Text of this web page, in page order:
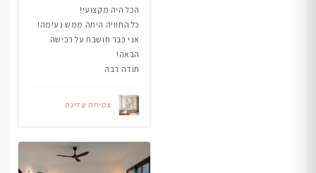
הכל היה מקצועי!
כל החוויה היתה ממש נעימה!
אני כבר חושבת על רכישה
הבאה!
תודה רבה
צמיחה עדינה